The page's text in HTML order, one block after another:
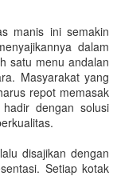
manis ini semakin
dalam
satu menu andalan
Masyarakat yang
repot memasak
dengan solusi
disajikan dengan
Setiap kotak